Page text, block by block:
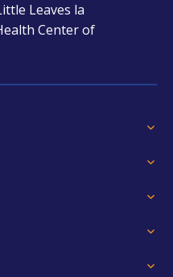
Leaves la
Center of